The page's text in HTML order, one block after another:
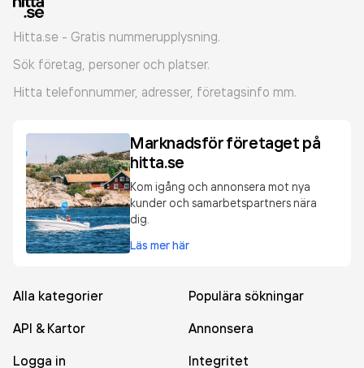
Hitta.se - Gratis nummerupplysning.
Sök företag, personer och platser.
Hitta telefonnummer, adresser, företagsinfo mm.
Marknadsför företaget på
hitta.se
Kom igång och annonsera mot nya
kunder och samarbetspartners nära
dig.
Läs mer här
Alla kategorier
Populära sökningar
API & Kartor
Annonsera
Logga in
Integritet